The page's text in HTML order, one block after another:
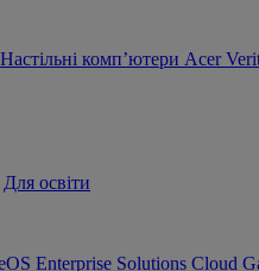
Настільні комп’ютери Acer
Для освіти
Enterprise Solutions Cloud